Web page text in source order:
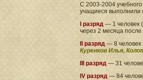
С 2003-2004
учащиеся
I разряд — 1 человек (
через 2 месяца
II разряд — 8 человек
Куренков Илья,
III разряд — 31
IV разряд — 84